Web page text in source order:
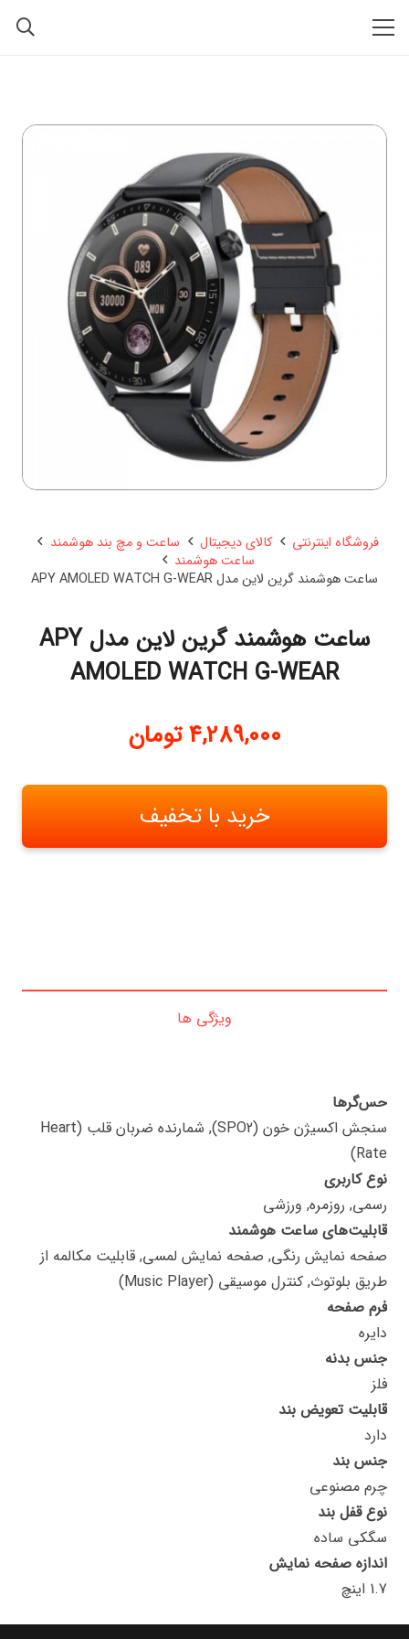
فروشگاه اینترنتی کالای دیجیتال
ساعت و مچ بند هوشمند
ساعت هوشمند
ساعت هوشمند گرین لاین مدل APY AMOLED WATCH G-WEAR
ساعت هوشمند گرین لاین مدل APY
AMOLED WATCH G-WEAR
4,289,000 تومان
خرید با تخفیف
ویژگی ها
حس‌گرها
سنجش اکسیژن خون (SPO2), شمارنده ضربان قلب (Heart
Rate)
نوع کاربری
رسمی, روزمره, ورزشی
قابلیت‌های ساعت هوشمند
صفحه نمایش رنگی, صفحه نمایش لمسی, قابلیت مکالمه از
طریق بلوتوث, کنترل موسیقی (Music Player)
فرم صفحه
دایره
جنس بدنه
فلز
قابلیت تعویض بند
دارد
جنس بند
چرم مصنوعی
نوع قفل بند
سگکی ساده
اندازه صفحه نمایش
1.7 اینچ